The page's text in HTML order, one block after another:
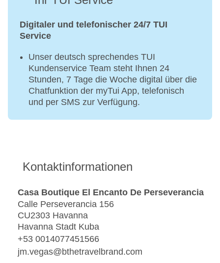
Digitaler und telefonischer 24/7 TUI
Service
Unser deutsch sprechendes TUI
Kundenservice Team steht Ihnen 24
Stunden, 7 Tage die Woche digital über die
Chatfunktion der myTui App, telefonisch
und per SMS zur Verfügung.
Kontaktinformationen
Casa Boutique El Encanto De Perseverancia
Calle Perseverancia 156
CU2303 Havanna
Havanna Stadt Kuba
+53 0014077451566
jm.vegas@bthetravelbrand.com